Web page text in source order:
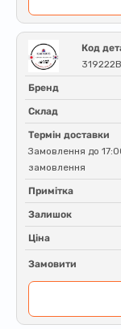
Код
Бренд
Склад
Термін доставки
Замовлення до
замовлення
Примітка
Залишок
Ціна
Замовити